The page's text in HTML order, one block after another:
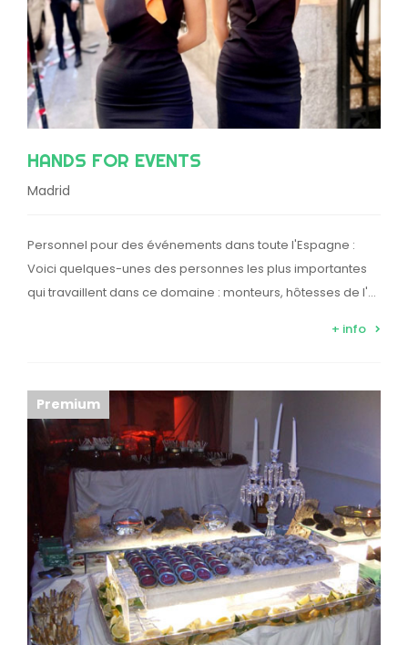
HANDS FOR EVENTS
Madrid
Personnel pour des événements dans toute l'Espagne :
Voici quelques-unes des personnes les plus importantes
qui travaillent dans ce domaine : monteurs, hôtesses de l'…
+ info
Premium